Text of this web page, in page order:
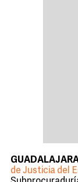
de Justicia del